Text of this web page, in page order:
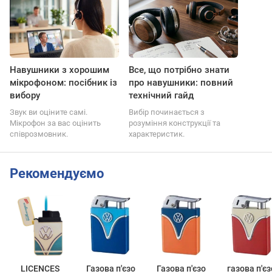
Навушники з хорошим
мікрофоном: посібник із
вибору
Звук ви оціните самі.
Мікрофон за вас оцінить
співрозмовник.
Все, що потрібно знати
про навушники: повний
технічний гайд
Вибір починається з
розуміння конструкції та
характеристик.
Рекомендуємо
LICENCES
Газова п'єзо
Газова п'єзо
газова